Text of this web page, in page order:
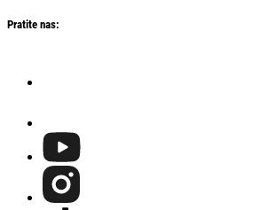
Pratite nas: